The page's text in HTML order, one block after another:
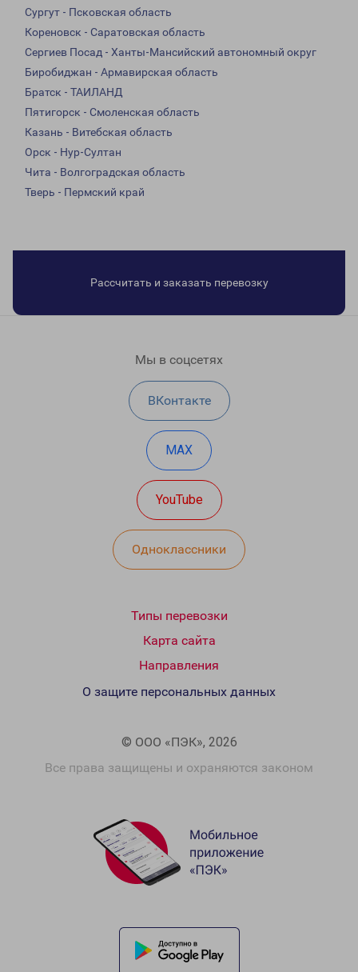
Сургут - Псковская область
Кореновск - Саратовская область
Сергиев Посад - Ханты-Мансийский автономный округ
Биробиджан - Армавирская область
Братск - ТАИЛАНД
Пятигорск - Смоленская область
Казань - Витебская область
Орск - Нур-Султан
Чита - Волгоградская область
Тверь - Пермский край
Рассчитать и заказать перевозку
Мы в соцсетях
ВКонтакте
MAX
YouTube
Одноклассники
Типы перевозки
Карта сайта
Направления
© ООО «ПЭК», 2026
Все права защищены и охраняются законом
О защите персональных данных